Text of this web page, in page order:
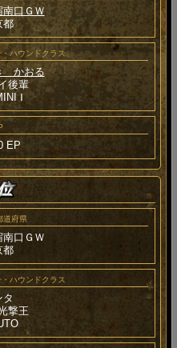
口ＧＷ
都
ハウンドクラス
かおる
後輩
Ⅰ
EP
道府県
南口ＧＷ
都
ハウンドクラス
タ
撃王